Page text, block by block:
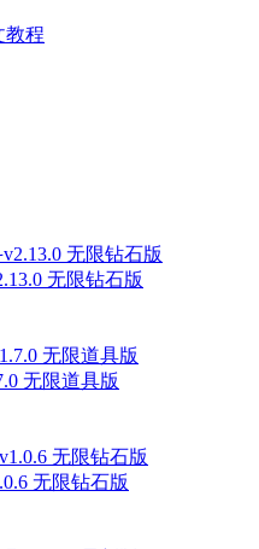
教程
无限钻石版
无限道具版
无限钻石版